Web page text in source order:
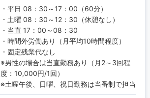
・平日 08：30～17：00（60分）
・土曜 08：30～12：30（休憩なし）
・当直 17：00～08：30
・時間外労働あり（月平均10時間程度）
・固定残業代なし
※男性の場合は当直勤務あり（月2～3回程
度：10,000円/1回）
※土曜午後、日曜、祝日勤務は当番制で担当